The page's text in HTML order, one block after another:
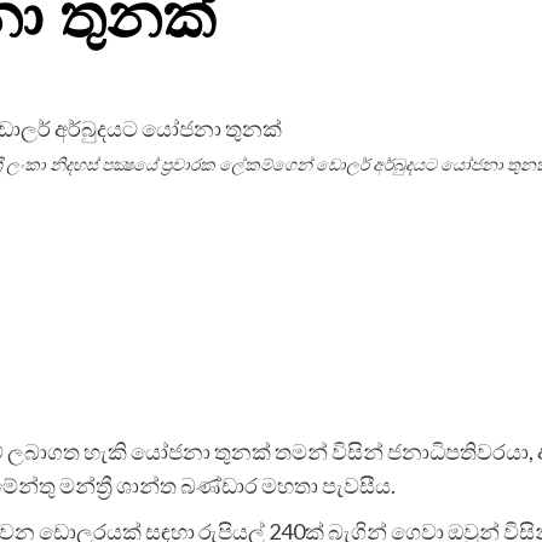
තුනක්
ලංකා නිදහස් පක්‍ෂයේ ප්‍රචාරක ලේකම්ගෙන් ඩොලර් අර්බුදයට යෝජනා
හැකි යෝජනා තුනක් තමන් විසින් ජනාධිපතිවරයා,
මන්ත්‍රී ශාන්ත බණ්ඩාර මහතා පැවසීය.
සඳහා රුපියල් 240ක් බැගින් ගෙවා ඔවුන් විසින්